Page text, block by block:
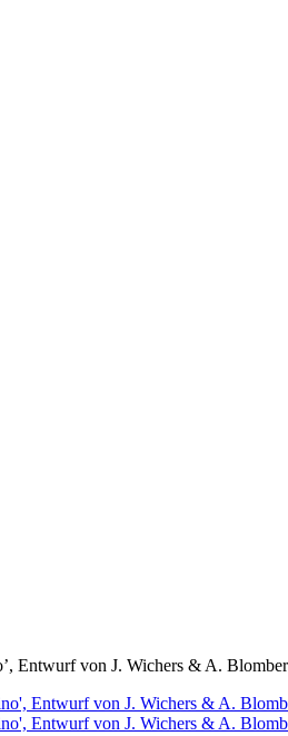
Entwurf von J. Wichers & A.